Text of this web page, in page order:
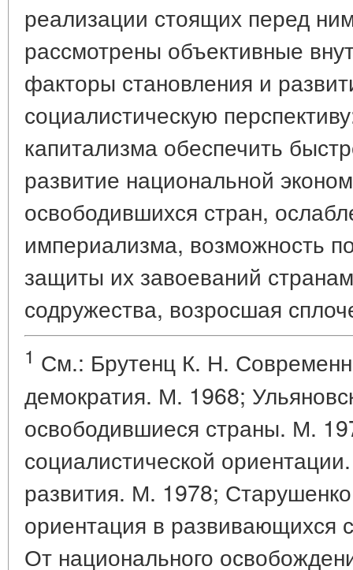
реализации стоящих перед
рассмотрены объективные
факторы становления и
социалистическую
капитализма обеспечить
развитие национальной
освободившихся стран,
империализма, возможность
защиты их завоеваний
содружества, возросшая
1 См.: Брутенц К. Н.
демократия. М. 1968;
освободившиеся страны. М.
социалистической
развития. М. 1978;
ориентация в
От национального